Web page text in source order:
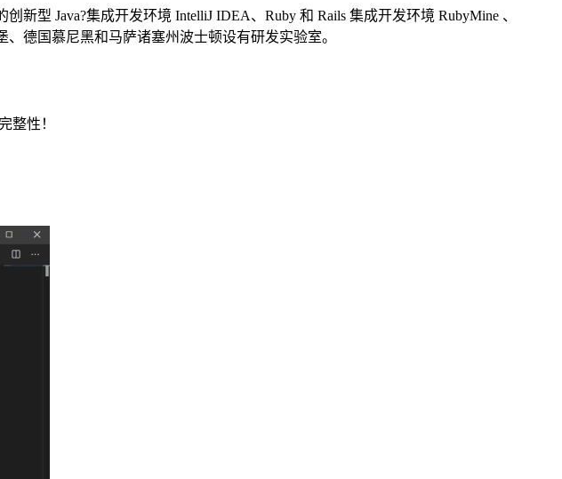
型 Java?集成开发环境 IntelliJ IDEA、Ruby 和 Rails 集成开发环境 RubyMine 、
、德国慕尼黑和马萨诸塞州波士顿设有研发实验室。
整性！